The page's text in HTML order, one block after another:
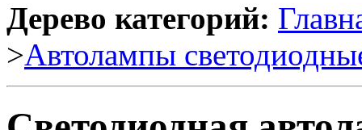
Дерево категорий:
>Автолампы